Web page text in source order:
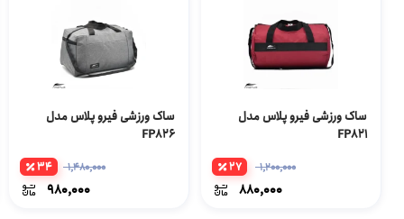
ساک ورزشی فیرو پلاس مدل
FP821
1,200,000
880,000
27
ساک ورزشی فیرو پلاس مدل
FP826
1,480,000
980,000
34